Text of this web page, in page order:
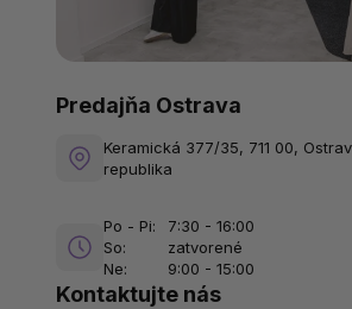
Kontaktujte nás
Predajňa Ostrava
Keramická 377/35, 711 00,
republika
Po - Pi:
7:30 - 16:00
So:
zatvorené
Ne:
9:00 - 15:00